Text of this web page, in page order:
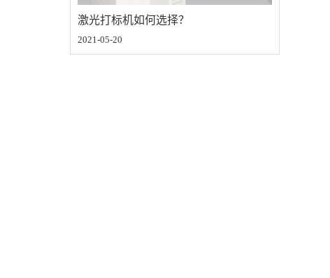
激光打标机如何选择？
2021-05-20